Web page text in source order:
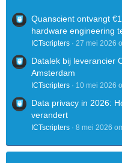
Quanscient ontvangt
hardware engineering
ICTscripters 27 mei 2026
Datalek bij leverancier
Amsterdam
ICTscripters 10 mei 2026
Data privacy in 2026:
verandert
ICTscripters 8 mei 2026